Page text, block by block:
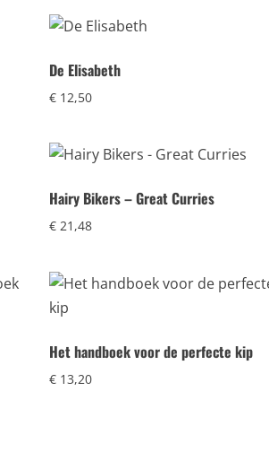
De Elisabeth
€ 12,50
Hairy Bikers – Great Curries
€ 21,48
Het handboek voor de perfecte kip
€ 13,20